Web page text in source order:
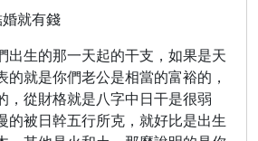
就有錢
出生的那一天起的干支，如果是天
的就是你們老公是相當的富裕的，
，從財格就是八字中日干是很弱
的被日幹五行所克，就好比是出生